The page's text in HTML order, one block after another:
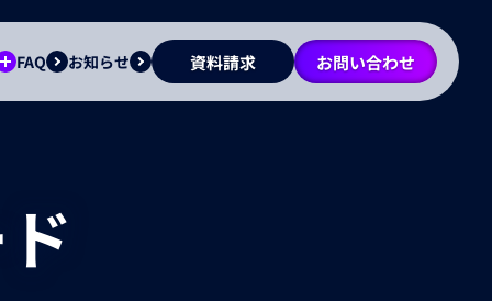
FAQ お知らせ 資料請求 お問い合わせ